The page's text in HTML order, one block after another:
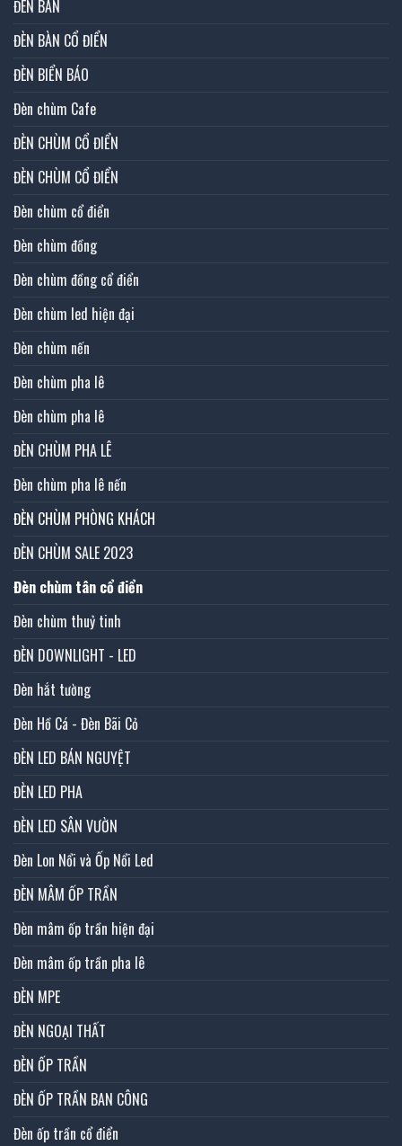
ĐÈN BÀN
ĐÈN BÀN CỔ ĐIỂN
ĐÈN BIỂN BÁO
Đèn chùm Cafe
ĐÈN CHÙM CỔ ĐIỂN
ĐÈN CHÙM CỔ ĐIỂN
Đèn chùm cổ điển
Đèn chùm đồng
Đèn chùm đồng cổ điển
Đèn chùm led hiện đại
Đèn chùm nến
Đèn chùm pha lê
Đèn chùm pha lê
ĐÈN CHÙM PHA LÊ
Đèn chùm pha lê nến
ĐÈN CHÙM PHÒNG KHÁCH
ĐÈN CHÙM SALE 2023
Đèn chùm tân cổ điển
Đèn chùm thuỷ tinh
ĐÈN DOWNLIGHT - LED
Đèn hắt tường
Đèn Hồ Cá - Đèn Bãi Cỏ
ĐÈN LED BÁN NGUYỆT
ĐÈN LED PHA
ĐÈN LED SÂN VƯỜN
Đèn Lon Nổi và Ốp Nổi Led
ĐÈN MÂM ỐP TRẦN
Đèn mâm ốp trần hiện đại
Đèn mâm ốp trần pha lê
ĐÈN MPE
ĐÈN NGOẠI THẤT
ĐÈN ỐP TRẦN
ĐÈN ỐP TRẦN BAN CÔNG
Đèn ốp trần cổ điển